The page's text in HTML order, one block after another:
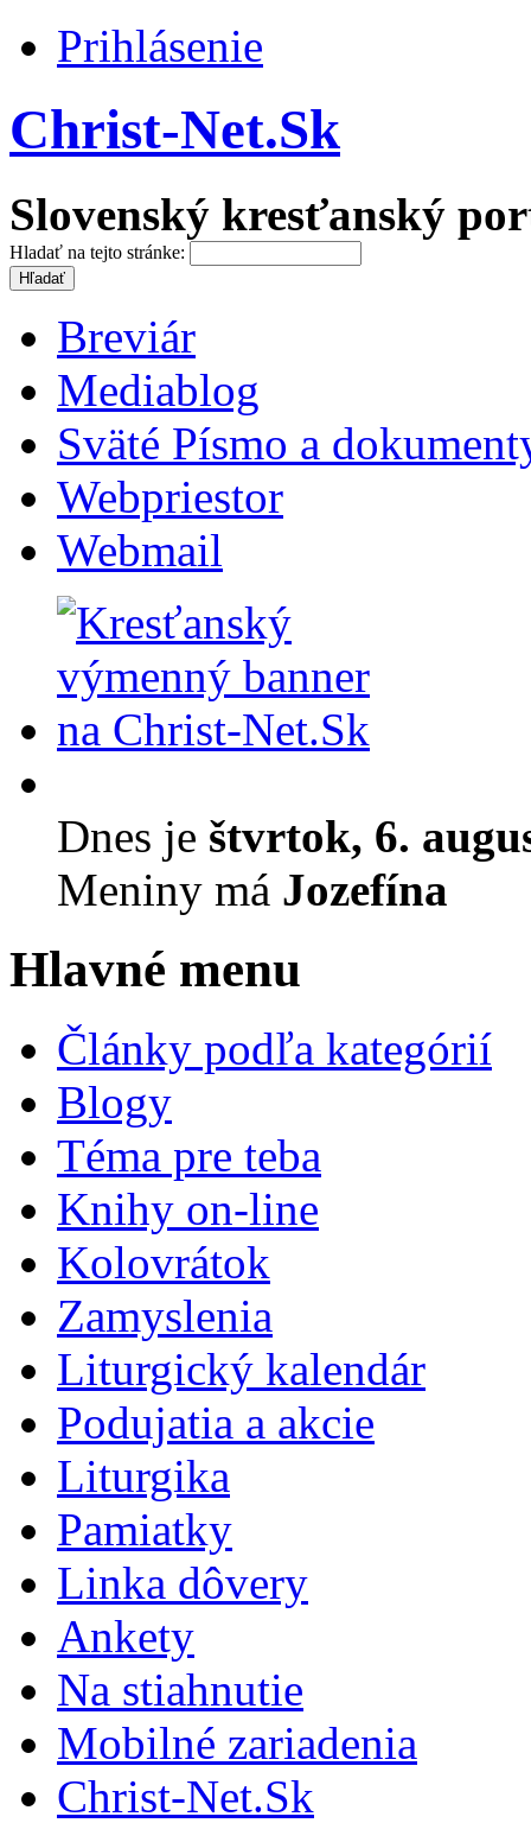
Prihlásenie
Christ-Net.Sk
Slovenský kresťanský
Hladať na tejto stránke:
Breviár
Mediablog
Sväté Písmo a
Webpriestor
Webmail
Dnes je štvrtok, 6.
Meniny má Jozefína
Hlavné menu
Články podľa kategórií
Blogy
Téma pre teba
Knihy on-line
Kolovrátok
Zamyslenia
Liturgický kalendár
Podujatia a akcie
Liturgika
Pamiatky
Linka dôvery
Ankety
Na stiahnutie
Mobilné zariadenia
Christ-Net.Sk